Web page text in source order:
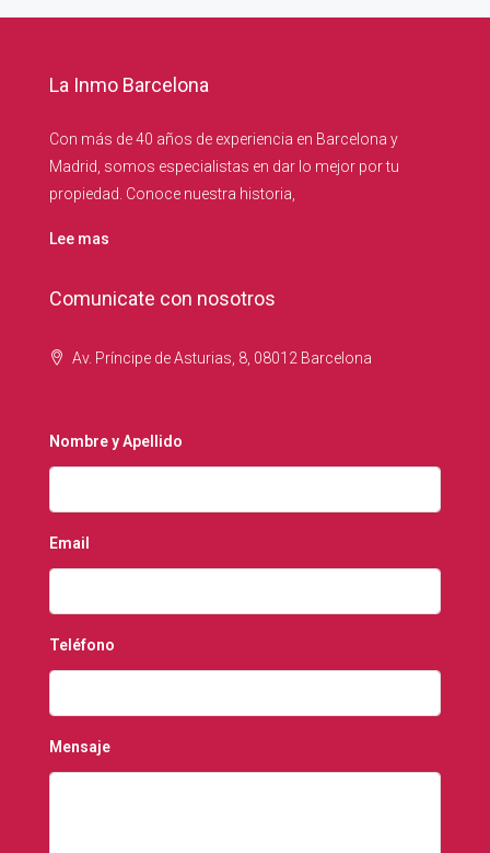
La Inmo Barcelona
Con más de 40 años de experiencia en Barcelona y
Madrid, somos especialistas en dar lo mejor por tu
propiedad. Conoce nuestra historia,
Lee mas
Comunicate con nosotros
Av. Príncipe de Asturias, 8, 08012 Barcelona
Nombre y Apellido
Email
Teléfono
Mensaje